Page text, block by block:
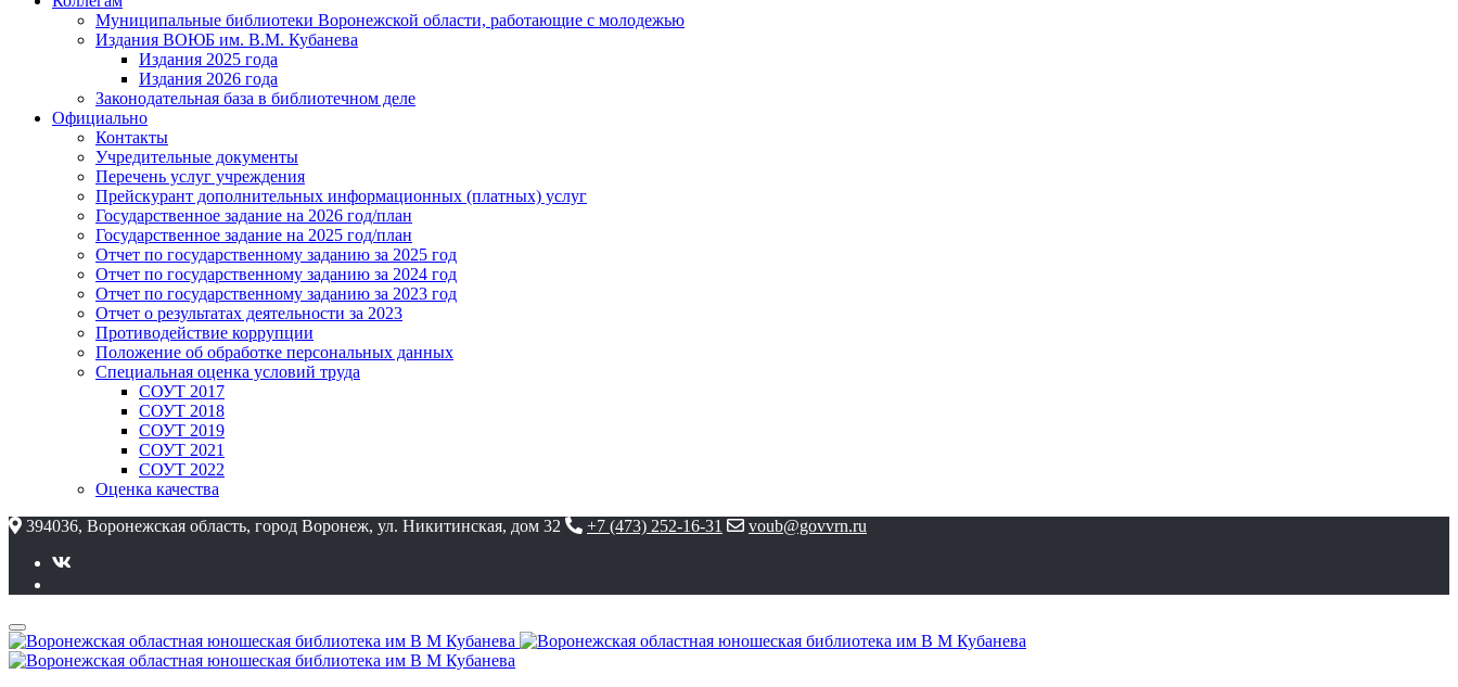
Муниципальные библиотеки Воронежской области, работающие с молодежью
Издания ВОЮБ им. В.М. Кубанева
Издания 2025 года
Издания 2026 года
Законодательная база в библиотечном деле
Официально
Контакты
Учредительные документы
Перечень услуг учреждения
Прейскурант дополнительных информационных (платных) услуг
Государственное задание на 2026 год/план
Государственное задание на 2025 год/план
Отчет по государственному заданию за 2025 год
Отчет по государственному заданию за 2024 год
Отчет по государственному заданию за 2023 год
Отчет о результатах деятельности за 2023
Противодействие коррупции
Положение об обработке персональных данных
Специальная оценка условий труда
СОУТ 2017
СОУТ 2018
СОУТ 2019
СОУТ 2021
СОУТ 2022
Оценка качества
394036, Воронежская область, город Воронеж, ул. Никитинская, дом 32
+7 (473) 252-16-31 voub@govvrn.ru